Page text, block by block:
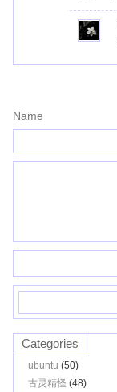
Name
Categories
ubuntu (50)
古灵精怪 (48)